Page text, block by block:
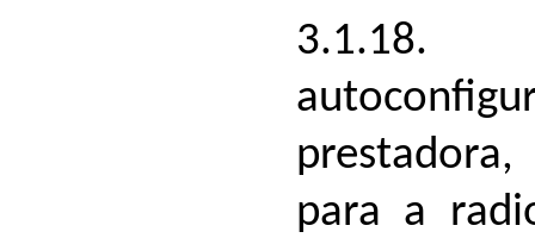
3.1.18.
para a